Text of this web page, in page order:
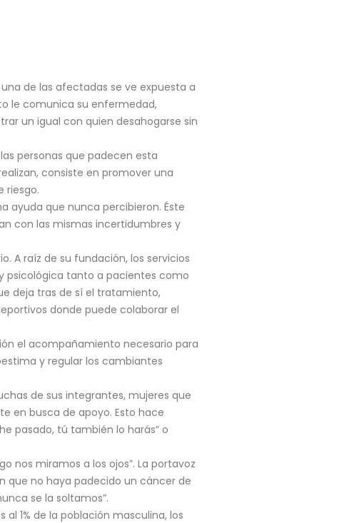
de las afectadas se ve expuesta a
le comunica su enfermedad,
un igual con quien desahogarse sin
personas que padecen esta
consiste en promover una
riesgo.
ayuda que nunca percibieron. Éste
con las mismas incertidumbres y
A raíz de su fundación, los servicios
psicológica tanto a pacientes como
deja tras de sí el tratamiento,
donde puede colaborar el
el acompañamiento necesario para
y regular los cambiantes
de sus integrantes, mujeres que
en busca de apoyo. Esto hace
pasado, tú también lo harás” o
nos miramos a los ojos”. La portavoz
que no haya padecido un cáncer de
se la soltamos”.
1% de la población masculina, los